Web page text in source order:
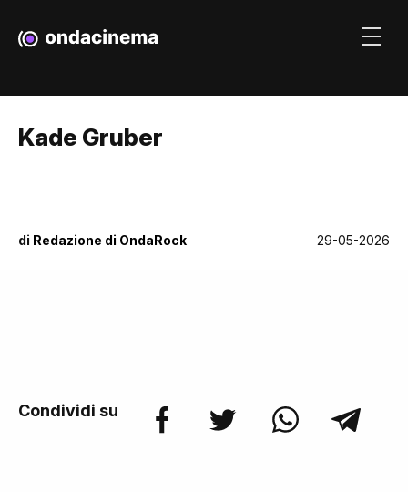
Kade Gruber
di Redazione di OndaRock 29-05-2026
Condividi su